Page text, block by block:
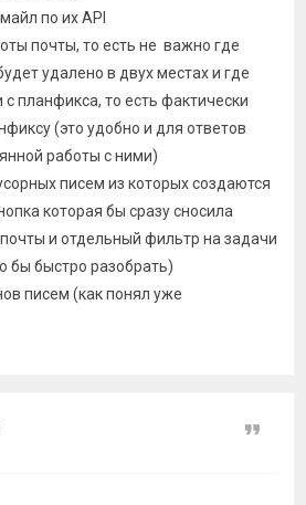
по их API
почты, то есть не важно где
удалено в двух местах и где
планфикса, то есть фактически
(это удобно и для ответов
работы с ними)
писем из которых создаются
которая бы сразу сносила
и отдельный фильтр на задачи
бы быстро разобрать)
писем (как понял уже
Цитата